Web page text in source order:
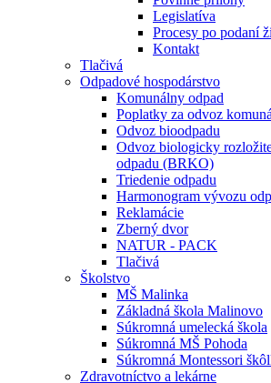
Legislatíva
Procesy po podaní
Kontakt
Tlačivá
Odpadové hospodárstvo
Komunálny odpad
Poplatky za odvoz
Odvoz bioodpadu
Odvoz biologicky
odpadu (BRKO)
Triedenie odpadu
Harmonogram vývozu
Reklamácie
Zberný dvor
NATUR - PACK
Tlačivá
Školstvo
MŠ Malinka
Základná škola Malinovo
Súkromná umelecká škola
Súkromná MŠ Pohoda
Súkromná Montessori
Zdravotníctvo a lekárne